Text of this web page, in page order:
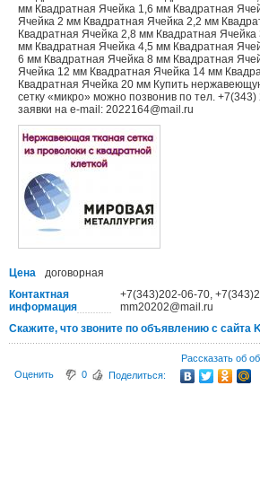
мм Квадратная Ячейка 1,6 мм Квадратная
Ячейка 2 мм Квадратная Ячейка 2,2 мм
Квадратная Ячейка 2,8 мм Квадратная
мм Квадратная Ячейка 4,5 мм Квадратная
6 мм Квадратная Ячейка 8 мм Квадратная
Ячейка 12 мм Квадратная Ячейка 14 мм
Квадратная Ячейка 20 мм Купить
сетку «микро» можно позвонив по тел.
заявки на e-mail: 2022164@mail.ru
Цена
договорная
Контактная
информация
+7(343)202-06-70,
mm20202@mail.ru
Скажите, что звоните по объявлению с сайта
Рассказать об
Оценить
0 Поделиться: